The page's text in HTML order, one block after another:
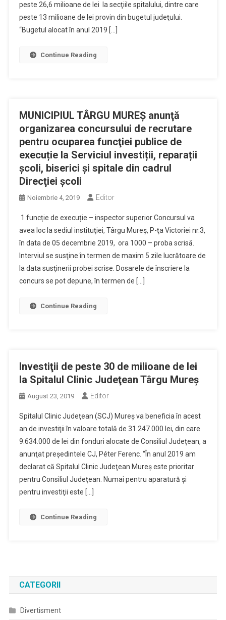
peste 26,6 milioane de lei la secţiile spitalului, dintre care
peste 13 milioane de lei provin din bugetul judeţului.
“Bugetul alocat în anul 2019 […]
Continue Reading
MUNICIPIUL TÂRGU MUREŞ anunţă
organizarea concursului de recrutare
pentru ocuparea funcţiei publice de
execuție la Serviciul investiții, reparații
școli, biserici și spitale din cadrul
Direcţiei școli
Noiembrie 4, 2019 Editor
1 funcție de execuție – inspector superior Concursul va
avea loc la sediul instituţiei, Târgu Mureş, P-ţa Victoriei nr.3,
în data de 05 decembrie 2019, ora 1000 – proba scrisă.
Interviul se susţine în termen de maxim 5 zile lucrătoare de
la data susţinerii probei scrise. Dosarele de înscriere la
concurs se pot depune, în termen de […]
Continue Reading
Investiţii de peste 30 de milioane de lei
la Spitalul Clinic Judeţean Târgu Mureş
August 23, 2019 Editor
Spitalul Clinic Judeţean (SCJ) Mureş va beneficia în acest
an de investiţii în valoare totală de 31.247.000 lei, din care
9.634.000 de lei din fonduri alocate de Consiliul Judeţean, a
anunţat preşedintele CJ, Péter Ferenc. “În anul 2019 am
declarat că Spitalul Clinic Judeţean Mureş este prioritar
pentru Consiliul Judeţean. Numai pentru aparatură şi
pentru investiţii este […]
Continue Reading
CATEGORII
Divertisment